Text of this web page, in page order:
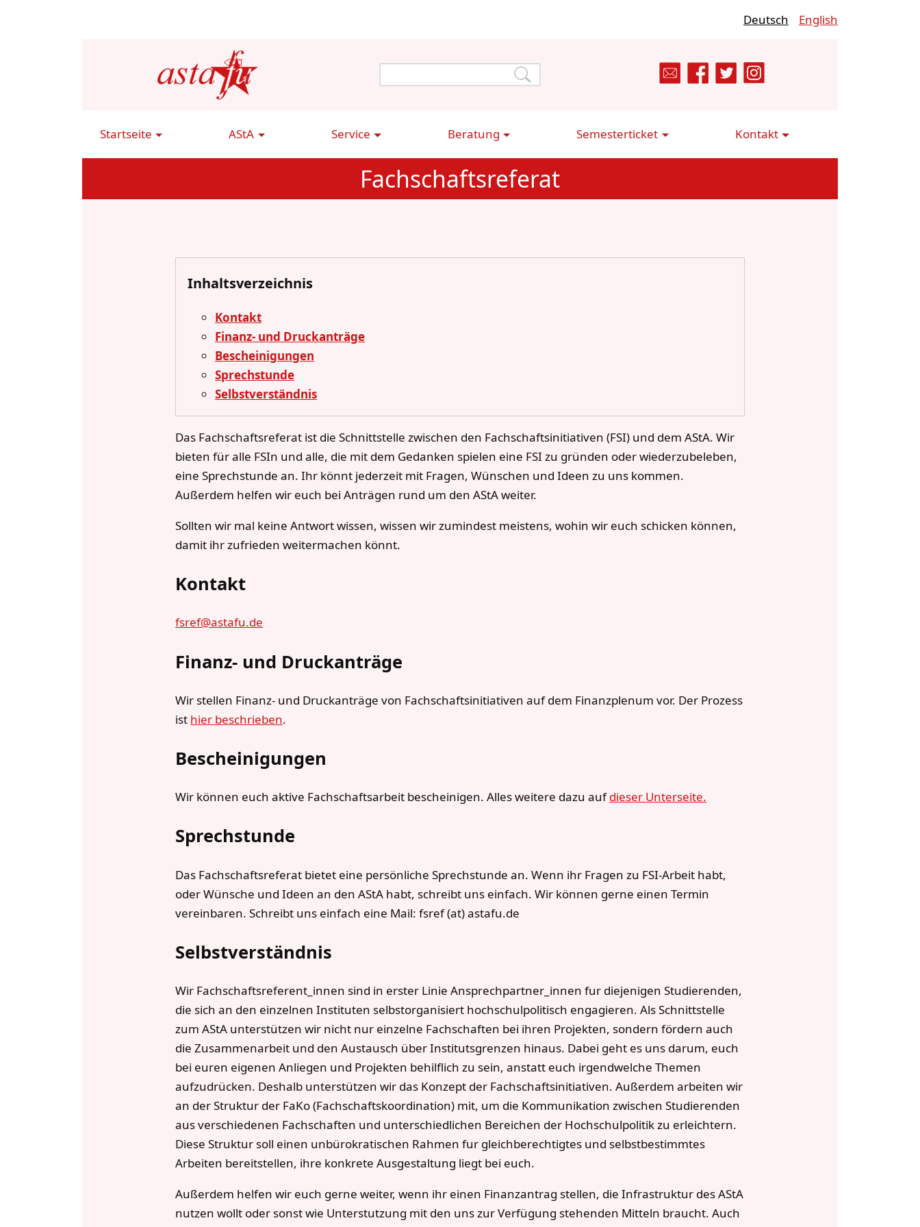
Deutsch English
Main
Startseite AStA Service Beratung Semesterticket Kontakt
Fachschaftsreferat
Inhaltsverzeichnis
Kontakt
Finanz- und Druckanträge
Bescheinigungen
Sprechstunde
Selbstverständnis
Das Fachschaftsreferat ist die Schnittstelle zwischen den Fachschaftsinitiativen (FSI) und dem AStA. Wir
bieten für alle FSIn und alle, die mit dem Gedanken spielen eine FSI zu gründen oder wiederzubeleben,
eine Sprechstunde an. Ihr könnt jederzeit mit Fragen, Wünschen und Ideen zu uns kommen.
Außerdem helfen wir euch bei Anträgen rund um den AStA weiter.
Sollten wir mal keine Antwort wissen, wissen wir zumindest meistens, wohin wir euch schicken können,
damit ihr zufrieden weitermachen könnt.
Kontakt
fsref@astafu.de
Finanz- und Druckanträge
Wir stellen Finanz- und Druckanträge von Fachschaftsinitiativen auf dem Finanzplenum vor. Der Prozess
ist hier beschrieben.
Bescheinigungen
Wir können euch aktive Fachschaftsarbeit bescheinigen. Alles weitere dazu aufdieser Unterseite.
Sprechstunde
Das Fachschaftsreferat bietet eine persönliche Sprechstunde an. Wenn ihr Fragen zu FSI-Arbeit habt,
oder Wünsche und Ideen an den AStA habt, schreibt uns einfach. Wir können gerne einen Termin
vereinbaren. Schreibt uns einfach eine Mail: fsref (at) astafu.de
Selbstverständnis
Wir Fachschaftsreferent_innen sind in erster Linie Ansprechpartner_innen fur diejenigen Studierenden,
die sich an den einzelnen Instituten selbstorganisiert hochschulpolitisch engagieren. Als Schnittstelle
zum AStA unterstützen wir nicht nur einzelne Fachschaften bei ihren Projekten, sondern fördern auch
die Zusammenarbeit und den Austausch über Institutsgrenzen hinaus. Dabei geht es uns darum, euch
bei euren eigenen Anliegen und Projekten behilflich zu sein, anstatt euch irgendwelche Themen
aufzudrücken. Deshalb unterstützen wir das Konzept der Fachschaftsinitiativen. Außerdem arbeiten wir
an der Struktur der FaKo (Fachschaftskoordination) mit, um die Kommunikation zwischen Studierenden
aus verschiedenen Fachschaften und unterschiedlichen Bereichen der Hochschulpolitik zu erleichtern.
Diese Struktur soll einen unbürokratischen Rahmen fur gleichberechtigtes und selbstbestimmtes
Arbeiten bereitstellen, ihre konkrete Ausgestaltung liegt bei euch.
Außerdem helfen wir euch gerne weiter, wenn ihr einen Finanzantrag stellen, die Infrastruktur des AStA
nutzen wollt oder sonst wie Unterstutzung mit den uns zur Verfügung stehenden Mitteln braucht. Auch